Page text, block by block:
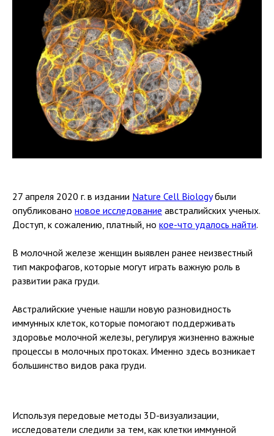
27 апреля 2020 г. в издании Nature Cell Biologyбыли
опубликовано новое исследование австралийских ученых.
Доступ, к сожалению, платный, но кое-что удалось найти.
В молочной железе женщин выявлен ранее неизвестный
тип макрофагов, которые могут играть важную роль в
развитии рака груди.
Австралийские ученые нашли новую разновидность
иммунных клеток, которые помогают поддерживать
здоровье молочной железы, регулируя жизненно важные
процессы в молочных протоках. Именно здесь возникает
большинство видов рака груди.
Используя передовые методы 3D-визуализации,
исследователи следили за тем, как клетки иммунной